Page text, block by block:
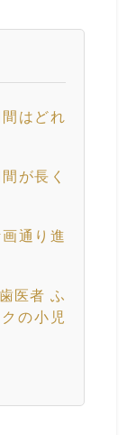
はどれ
が長く
通り進
医者 ふ
の小児